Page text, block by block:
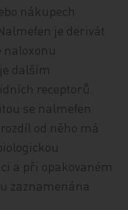
nákupech
je derivát
naloxonu
dalším
receptorů.
se nalmefen
od něho má
a při opakovaném
zaznamenána